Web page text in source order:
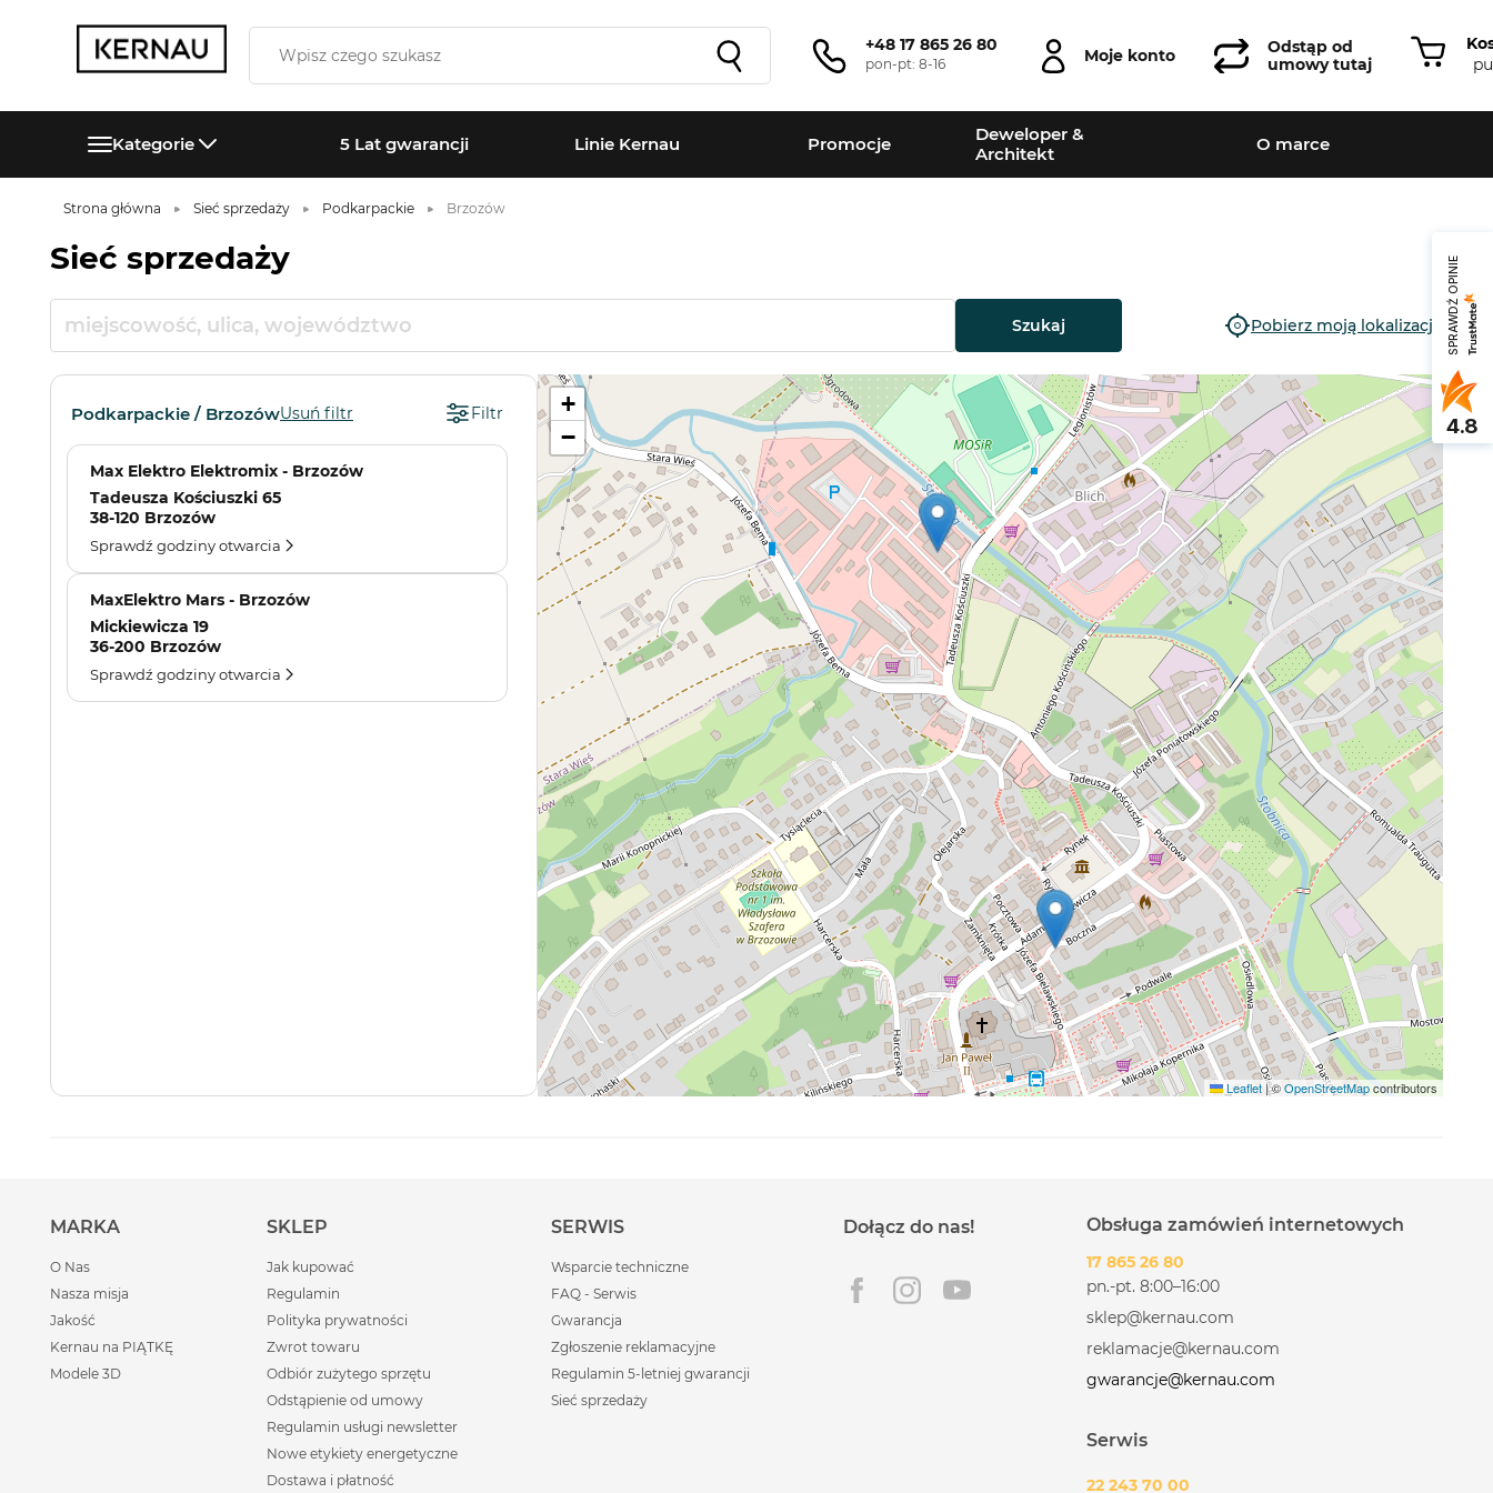
+48 17 865 26 80
pon-pt: 8-16 Moje konto
Odstąp od
umowy tutaj
Kategorie 5 Lat gwarancji Linie Kernau Promocje
Deweloper &
Architekt
O marce
Strona główna Sieć sprzedaży Podkarpackie Brzozów
Sieć sprzedaży
Szukaj Pobierz moją lokalizację
Podkarpackie / BrzozówUsuń filtr Filtr
Max Elektro Elektromix - Brzozów
Tadeusza Kościuszki 65
38-120 Brzozów
Sprawdź godziny otwarcia
MaxElektro Mars - Brzozów
Mickiewicza 19
36-200 Brzozów
Sprawdź godziny otwarcia
+
−
Leaflet |©OpenStreetMapcontributors
MARKA
O Nas
Nasza misja
Jakość
Kernau na PIĄTKĘ
Modele 3D
SKLEP
Jak kupować
Regulamin
Polityka prywatności
Zwrot towaru
Odbiór zużytego sprzętu
Odstąpienie od umowy
Regulamin usługi newsletter
Nowe etykiety energetyczne
Dostawa i płatność
SERWIS
Wsparcie techniczne
FAQ - Serwis
Gwarancja
Zgłoszenie reklamacyjne
Regulamin 5-letniej gwarancji
Sieć sprzedaży
Dołącz do nas! Obsługa zamówień internetowych
17 865 26 80
pn.-pt. 8:00–16:00
sklep@kernau.com
reklamacje@kernau.com
gwarancje@kernau.com
Serwis
22 243 70 00
SPRAWDŹ OPINIE
4.8